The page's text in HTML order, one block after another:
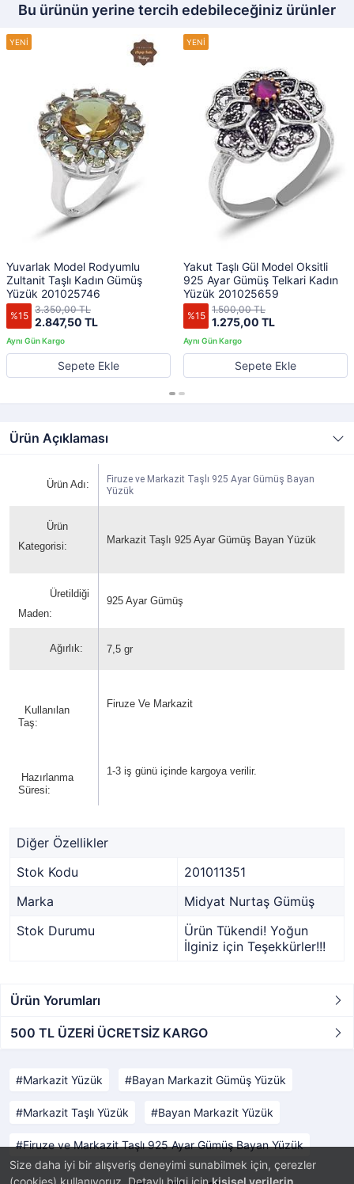
Size daha iyi bir alışveriş deneyimi sunabilmek için, çerezler
(cookies) kullanıyoruz. Detaylı bilgi içinkişisel verilerin
Bu ürünün yerine tercih edebileceğiniz ürünler
Yuvarlak Model Rodyumlu
Zultanit Taşlı Kadın Gümüş
Yüzük 201025746
%15 2.847,50 TL
3.350,00 TL
Sepete Ekle
Yakut Taşlı Gül Model Oksitli
925 Ayar Gümüş Telkari Kadın
Yüzük 201025659
%15 1.275,00 TL
1.500,00 TL
Sepete Ekle
Ürün Açıklaması
Ürün Adı:
Firuze ve Markazit Taşlı 925 Ayar Gümüş Bayan
Yüzük
Ürün
Kategorisi:
Markazit Taşlı 925 Ayar Gümüş Bayan Yüzük
Üretildiği
Maden:
925 Ayar Gümüş
Ağırlık: 7,5 gr
Kullanılan
Taş:
Firuze Ve Markazit
Hazırlanma
Süresi:
1-3 iş günü içinde kargoya verilir.
Diğer Özellikler
Stok Kodu
201011351
Marka
Midyat Nurtaş Gümüş
Stok Durumu
Ürün Tükendi! Yoğun
İlginiz için Teşekkürler!!!
Ürün Yorumları
500 TL ÜZERİ ÜCRETSİZ KARGO
Markazit Yüzük Bayan Markazit Gümüş Yüzük
Markazit Taşlı Yüzük Bayan Markazit Yüzük
Firuze ve Markazit Taşlı 925 Ayar Gümüş Bayan Yüzük